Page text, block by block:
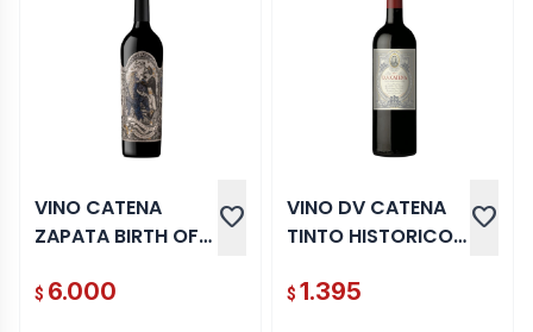
VINO CATENA
ZAPATA BIRTH OF
favorite
$ 6.000
VINO DV CATENA
TINTO HISTORICO
favorite
$ 1.395